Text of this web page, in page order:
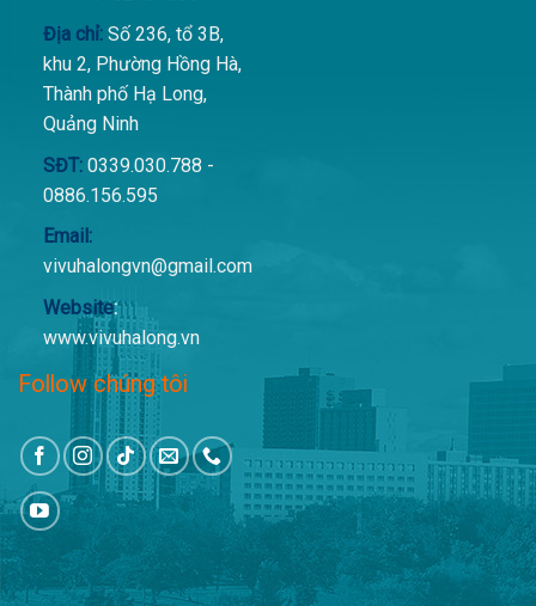
Địa chỉ:Số 236, tổ 3B,
khu 2, Phường Hồng Hà,
Thành phố Hạ Long,
Quảng Ninh
SĐT:0339.030.788 -
0886.156.595
Email:
vivuhalongvn@gmail.com
Website:
www.vivuhalong.vn
Follow chúng tôi